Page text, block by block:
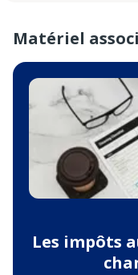
Matériel
Les impôts